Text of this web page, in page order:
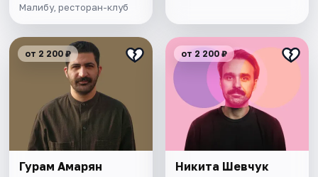
Малибу, ресторан-клуб
от 2 200 ₽
Гурам Амарян
от 2 200 ₽
Никита Шевчук